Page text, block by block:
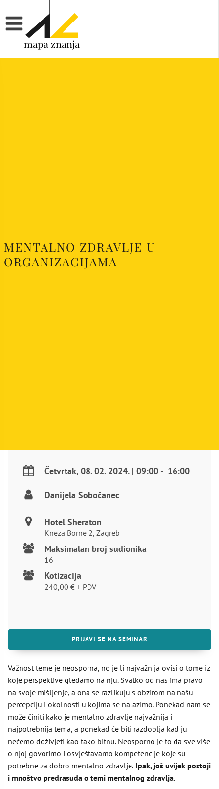
mapa znanja
MENTALNO ZDRAVLJE U
ORGANIZACIJAMA
PRIJAVI SE NA SEMINAR
Četvrtak, 08. 02. 2024. | 09:00 - 16:00
Danijela Sobočanec
Hotel Sheraton
Kneza Borne 2, Zagreb
Maksimalan broj sudionika
16
Kotizacija
240,00 € + PDV
Važnost teme je neosporna, no je li najvažnija ovisi o tome iz
koje perspektive gledamo na nju. Svatko od nas ima pravo
na svoje mišljenje, a ona se razlikuju s obzirom na našu
percepciju i okolnosti u kojima se nalazimo. Ponekad nam se
može činiti kako je mentalno zdravlje najvažnija i
najpotrebnija tema, a ponekad će biti razdoblja kad ju
nećemo doživjeti kao tako bitnu. Neosporno je to da sve više
o njoj govorimo i osvještavamo kompetencije koje su
potrebne za dobro mentalno zdravlje. Ipak, još uvijek postoji
i mnoštvo predrasuda o temi mentalnog zdravlja.